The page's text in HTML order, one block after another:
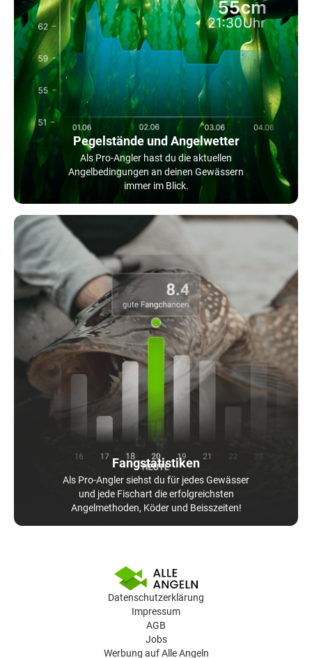
Pegelstände und Angelwetter
Als Pro-Angler hast du die aktuellen
Angelbedingungen an deinen Gewässern
immer im Blick.
Fangstatistiken
Als Pro-Angler siehst du für jedes Gewässer
und jede Fischart die erfolgreichsten
Angelmethoden, Köder und Beisszeiten!
Datenschutzerklärung
Impressum
AGB
Jobs
Werbung auf Alle Angeln